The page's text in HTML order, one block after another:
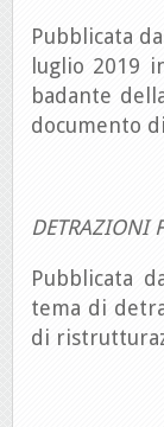
Pubblicata
luglio 2019
badante
documento
DETRAZIONI
Pubblicata
tema di
di